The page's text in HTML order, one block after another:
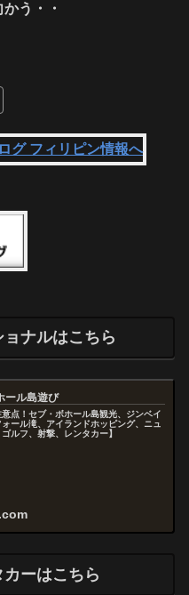
う・・
ナルはこちら
ール島遊び
意点！セブ・ボホール島観光、ジンベイ
ール滝、アイランドホッピング、ニュ
ルフ、射撃、レンタカー】
ーはこちら